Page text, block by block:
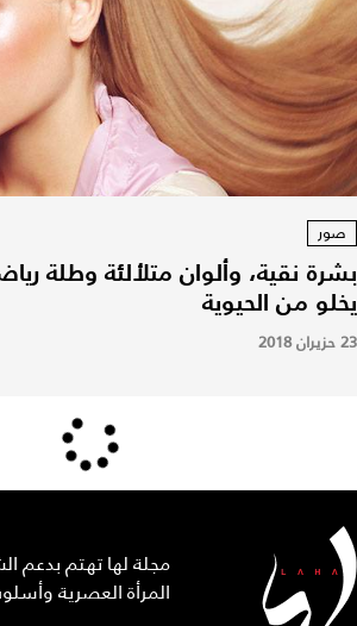
صور
بشرة نقية، وألوان متلألئة وطلة
يخلو من الحيوية
23 حزيران 2018
مجلة لها تهتم بدعم
المرأة العصرية